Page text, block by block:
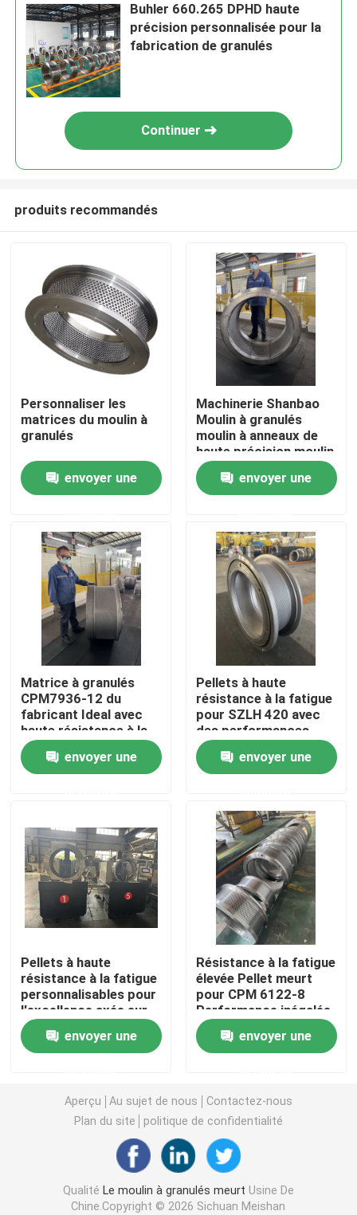
Produits
Vidéos
Au sujet de nous
Visite d'usine
Contrôle de qualité
Contactez-nous
Nouvelles
Demandez une citation
Le moulin à granulés meurt
Les rouleaux des moulins à granulés
Machines à battre des marteaux
Les tamis de broyeur à marteaux
Assemblage et autres accessoires
Machine de contre-enfoncement automatique
Buhler 660.265 DPHD haute
précision personnalisée pour la
fabrication de granulés
Continuer
produits recommandés
Personnaliser les
matrices du moulin à
granulés
envoyer une
Machinerie Shanbao
Moulin à granulés
moulin à anneaux de
haute précision moulin
à anneaux pour
machines
d'alimentation
envoyer une
Matrice à granulés
CPM7936-12 du
fabricant Ideal avec
haute résistance à la
corrosion
envoyer une
Pellets à haute
résistance à la fatigue
pour SZLH 420 avec
des performances
optimales
envoyer une
Pellets à haute
résistance à la fatigue
personnalisables pour
l'excellence axée sur
les performances
envoyer une
Résistance à la fatigue
élevée Pellet meurt
pour CPM 6122-8
Performance inégalée
Range de taille de
maintien 1,0-10 mm
envoyer une
Aperçu Au sujet de nous
Contactez-nous
Plan du site
politique de confidentialité
Qualité Le moulin à granulés meurt Usine De
Chine.Copyright © 2026 Sichuan Meishan